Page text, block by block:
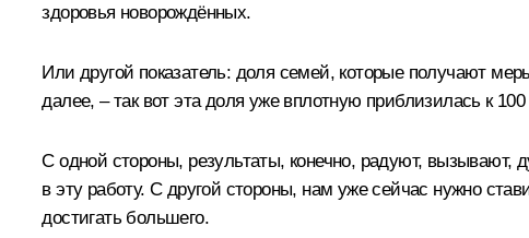
здоровья новорождённых.
Или другой показатель: доля семей, которые получают
далее, – так вот эта доля уже вплотную приблизилась к
С одной стороны, результаты, конечно, радуют, вызывают,
в эту работу. С другой стороны, нам уже сейчас нужно
достигать большего.